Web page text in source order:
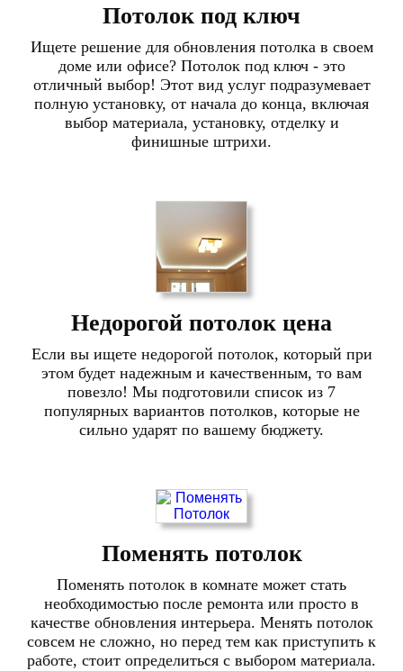
Потолок под ключ
Ищете решение для обновления потолка в своем
доме или офисе? Потолок под ключ - это
отличный выбор! Этот вид услуг подразумевает
полную установку, от начала до конца, включая
выбор материала, установку, отделку и
финишные штрихи.
Недорогой потолок цена
Если вы ищете недорогой потолок, который при
этом будет надежным и качественным, то вам
повезло! Мы подготовили список из 7
популярных вариантов потолков, которые не
сильно ударят по вашему бюджету.
Поменять потолок
Поменять потолок в комнате может стать
необходимостью после ремонта или просто в
качестве обновления интерьера. Менять потолок
совсем не сложно, но перед тем как приступить к
работе, стоит определиться с выбором материала.